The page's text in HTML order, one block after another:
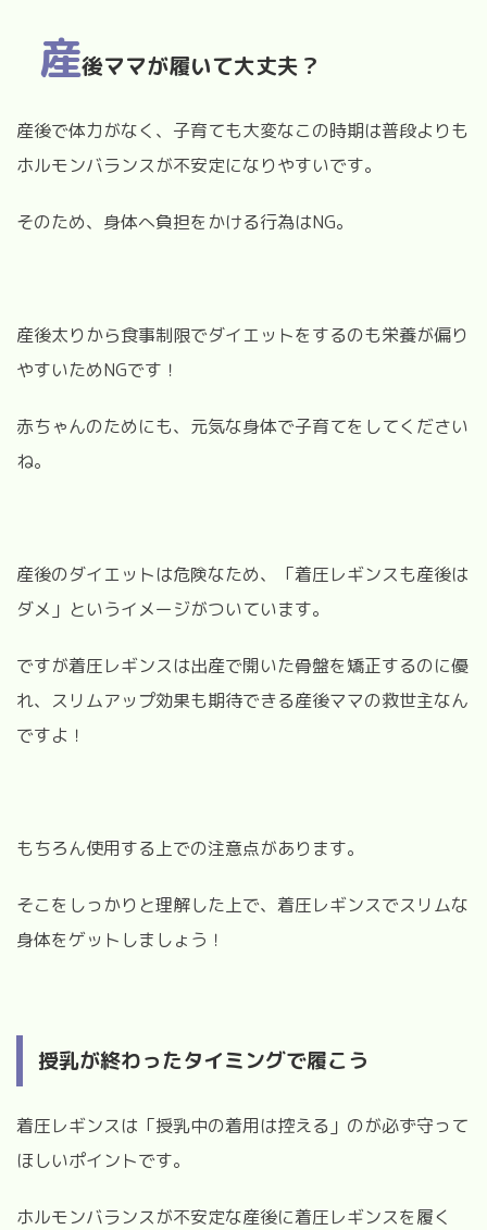
産後ママが履いて大丈夫？
産後で体力がなく、子育ても大変なこの時期は普段よりも
ホルモンバランスが不安定になりやすいです。
そのため、身体へ負担をかける行為はNG。
産後太りから食事制限でダイエットをするのも栄養が偏り
やすいためNGです！
赤ちゃんのためにも、元気な身体で子育てをしてください
ね。
産後のダイエットは危険なため、「着圧レギンスも産後は
ダメ」というイメージがついています。
ですが着圧レギンスは出産で開いた骨盤を矯正するのに優
れ、スリムアップ効果も期待できる産後ママの救世主なん
ですよ！
もちろん使用する上での注意点があります。
そこをしっかりと理解した上で、着圧レギンスでスリムな
身体をゲットしましょう！
授乳が終わったタイミングで履こう
着圧レギンスは「授乳中の着用は控える」のが必ず守って
ほしいポイントです。
ホルモンバランスが不安定な産後に着圧レギンスを履く